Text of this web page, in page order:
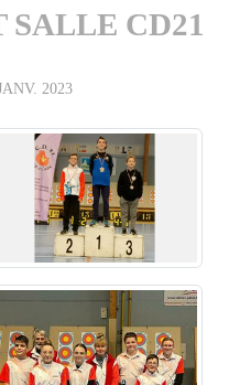
CD21
2023